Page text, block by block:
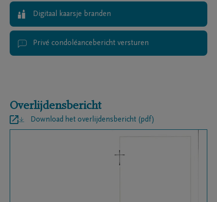
Digitaal kaarsje branden
Privé condoléancebericht versturen
Overlijdensbericht
Download het overlijdensbericht (pdf)